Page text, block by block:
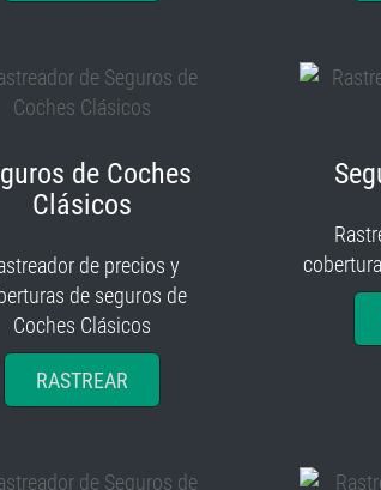
de Coches
Clásicos
de precios y
de seguros de
Coches Clásicos
RASTREAR